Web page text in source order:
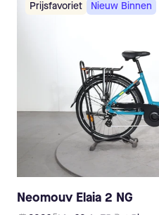
Prijsfavoriet Nieuw Binnen
Neomouv Elaia 2 NG